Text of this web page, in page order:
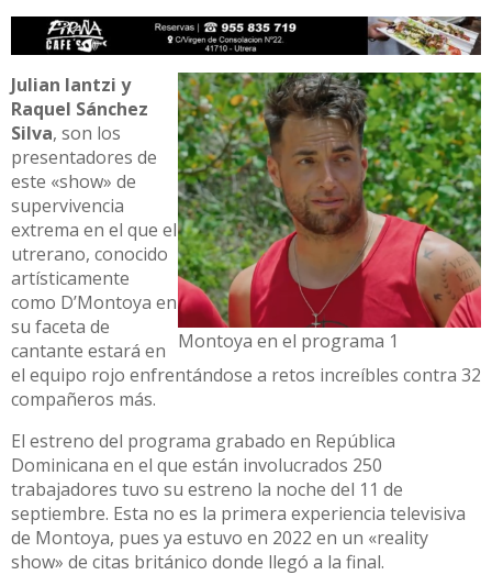
Montoya en el programa 1
Julian Iantzi y
Raquel Sánchez
Silva, son los
presentadores de
este «show» de
supervivencia
extrema en el que el
utrerano, conocido
artísticamente
como D’Montoya en
su faceta de
cantante estará en
el equipo rojo enfrentándose a retos increíbles contra 32
compañeros más.
El estreno del programa grabado en República
Dominicana en el que están involucrados 250
trabajadores tuvo su estreno la noche del 11 de
septiembre. Esta no es la primera experiencia televisiva
de Montoya, pues ya estuvo en 2022 en un «reality
show» de citas británico donde llegó a la final.